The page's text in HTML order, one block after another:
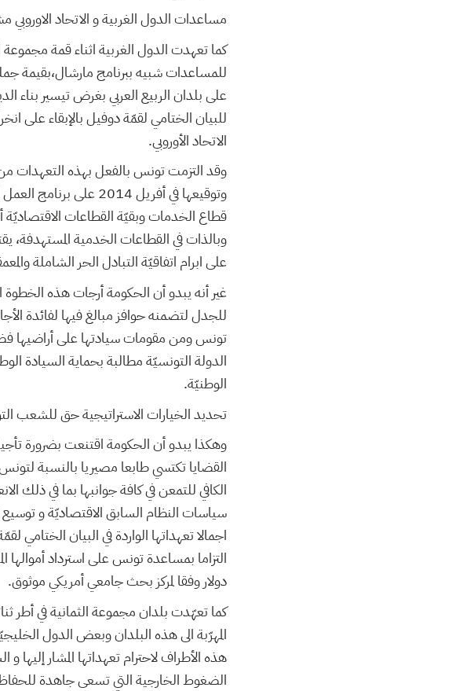
مساعدات الدول الغربية و الاتحاد
على بلدان الربيع العربي بغرض تيسير بناء
للبيان الختامي لقمّة دوفيل بالإبقاء على
الاتحاد الأوروبي.
وقد التزمت تونس بالفعل بهذه التعهدات
وتوقيعها في أفريل
قطاع الخدمات وبقيّة القطاعات الاقتصاديّة
وبالذات في القطاعات الخدمية
على ابرام اتفاقيّة التبادل الحر الشاملة
غير أنه يبدو أن الحكومة أرجات هذه الخطوة
للجدل لتضمنه حوافز مبالغ فيها لفائدة
تونس ومن مقومات سيادتها على أراضيها
الدولة التونسيّة مطالبة بحماية السيادة
الوطنيّة.
تحديد الخيارات الاستراتيجية حق للشعب
وهكذا يبدو أن الحكومة اقتنعت بضرورة
القضايا تكتسي طابعا مصيريا بالنسبة
الكافي للتمعن في كافة جوانبها بما في ذلك
سياسات النظام السابق الاقتصاديّة و توسيع
اجمالا تعهداتها الواردة في البيان
دولار وفقا لمركز بحث جامعي أمريكي موثوق.
كما تعهّدت بلدان مجموعة الثمانية في أطر
المهرّبة الى هذه البلدان وبعض الدول
هذه الأطراف لاحترام تعهداتها المشار
الضغوط الخارجية التي تسعى جاهدة للحفاظ